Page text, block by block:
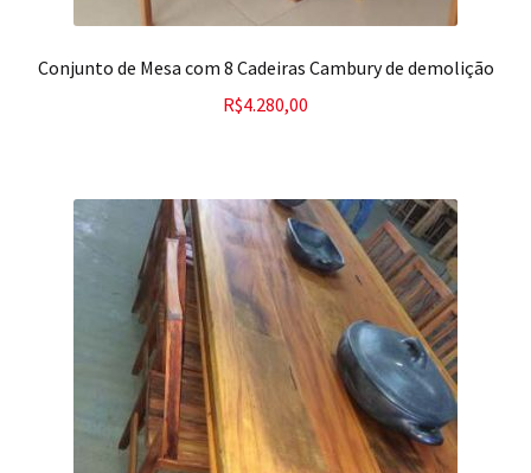
Conjunto de Mesa com 8 Cadeiras Cambury de demolição
R$4.280,00